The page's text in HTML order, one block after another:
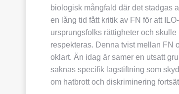
biologisk mångfald där det stadgas
en lång tid fått kritik av FN för att
ursprungsfolks rättigheter och
respekteras. Denna tvist mellan FN
oklart. Än idag är samer en utsatt
saknas specifik lagstiftning som
om hatbrott och diskriminering